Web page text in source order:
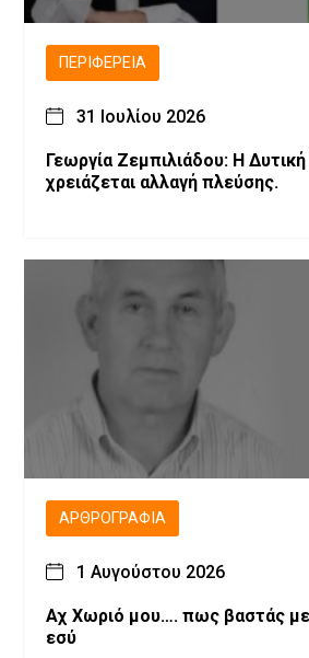
ΠΕΡΙΦΈΡΕΙΑ
31 Ιουλίου 2026
Γεωργία Ζεμπιλιάδου: Η
χρειάζεται αλλαγή πλεύσης.
ΑΡΘΡΟΓΡΑΦΊΑ
1 Αυγούστου 2026
Αχ Χωριό μου…. πως βαστάς με
εσύ